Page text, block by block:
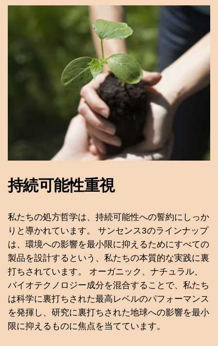
持続可能性重視
私たちの処方哲学は、持続可能性への誓約にしっか
りと導かれています。 サンセンス3のラインナップ
は、環境への影響を最小限に抑えるためにすべての
製品を設計するという、私たちの本質的な実践に裏
打ちされています。 オーガニック、ナチュラル、
バイオテクノロジー成分を混合することで、私たち
は科学に裏打ちされた最高レベルのパフォーマンス
を発揮し、研究に裏打ちされた地球への影響を最小
限に抑えるものに焦点を当てています。